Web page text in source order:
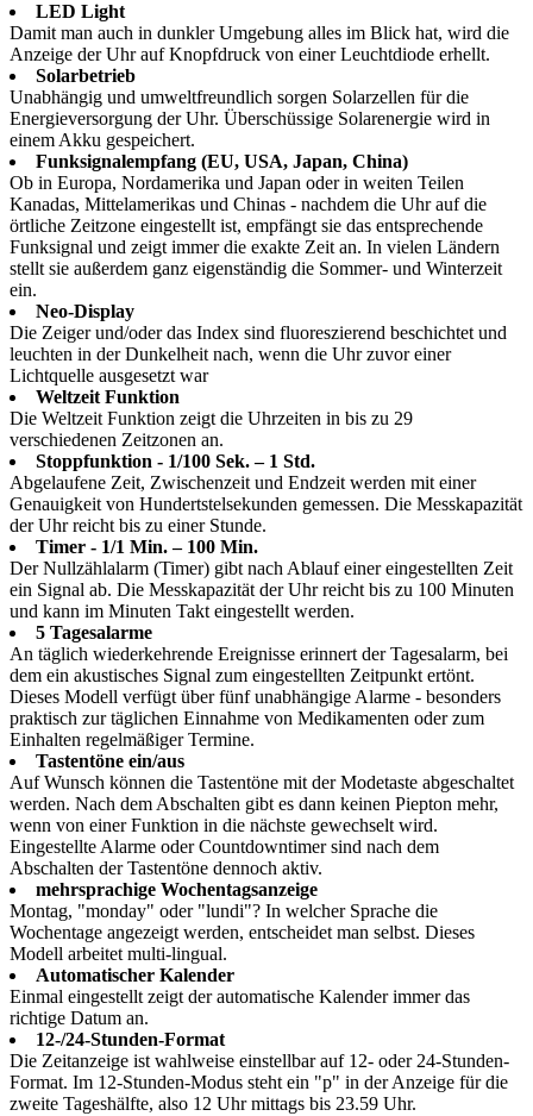
LED Light
Damit man auch in dunkler Umgebung alles im Blick hat, wird die
Anzeige der Uhr auf Knopfdruck von einer Leuchtdiode erhellt.
Solarbetrieb
Unabhängig und umweltfreundlich sorgen Solarzellen für die
Energieversorgung der Uhr. Überschüssige Solarenergie wird in
einem Akku gespeichert.
Funksignalempfang (EU, USA, Japan, China)
Ob in Europa, Nordamerika und Japan oder in weiten Teilen
Kanadas, Mittelamerikas und Chinas - nachdem die Uhr auf die
örtliche Zeitzone eingestellt ist, empfängt sie das entsprechende
Funksignal und zeigt immer die exakte Zeit an. In vielen Ländern
stellt sie außerdem ganz eigenständig die Sommer- und Winterzeit
ein.
Neo-Display
Die Zeiger und/oder das Index sind fluoreszierend beschichtet und
leuchten in der Dunkelheit nach, wenn die Uhr zuvor einer
Lichtquelle ausgesetzt war
Weltzeit Funktion
Die Weltzeit Funktion zeigt die Uhrzeiten in bis zu 29
verschiedenen Zeitzonen an.
Stoppfunktion - 1/100 Sek. – 1 Std.
Abgelaufene Zeit, Zwischenzeit und Endzeit werden mit einer
Genauigkeit von Hundertstelsekunden gemessen. Die Messkapazität
der Uhr reicht bis zu einer Stunde.
Timer - 1/1 Min. – 100 Min.
Der Nullzählalarm (Timer) gibt nach Ablauf einer eingestellten Zeit
ein Signal ab. Die Messkapazität der Uhr reicht bis zu 100 Minuten
und kann im Minuten Takt eingestellt werden.
5 Tagesalarme
An täglich wiederkehrende Ereignisse erinnert der Tagesalarm, bei
dem ein akustisches Signal zum eingestellten Zeitpunkt ertönt.
Dieses Modell verfügt über fünf unabhängige Alarme - besonders
praktisch zur täglichen Einnahme von Medikamenten oder zum
Einhalten regelmäßiger Termine.
Tastentöne ein/aus
Auf Wunsch können die Tastentöne mit der Modetaste abgeschaltet
werden. Nach dem Abschalten gibt es dann keinen Piepton mehr,
wenn von einer Funktion in die nächste gewechselt wird.
Eingestellte Alarme oder Countdowntimer sind nach dem
Abschalten der Tastentöne dennoch aktiv.
mehrsprachige Wochentagsanzeige
Montag, "monday" oder "lundi"? In welcher Sprache die
Wochentage angezeigt werden, entscheidet man selbst. Dieses
Modell arbeitet multi-lingual.
Automatischer Kalender
Einmal eingestellt zeigt der automatische Kalender immer das
richtige Datum an.
12-/24-Stunden-Format
Die Zeitanzeige ist wahlweise einstellbar auf 12- oder 24-Stunden-
Format. Im 12-Stunden-Modus steht ein "p" in der Anzeige für die
zweite Tageshälfte, also 12 Uhr mittags bis 23.59 Uhr.